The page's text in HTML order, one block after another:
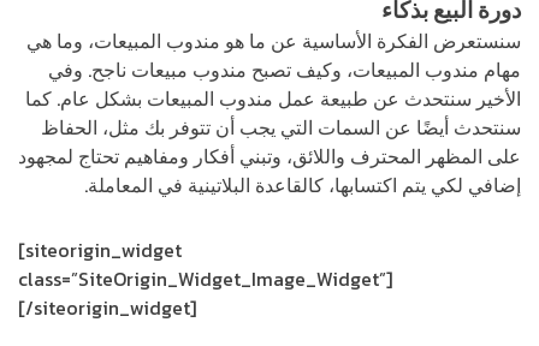
دورة البيع بذكاء
سنستعرض الفكرة الأساسية عن ما هو مندوب المبيعات، وما هي
مهام مندوب المبيعات، وكيف تصبح مندوب مبيعات ناجح. وفي
الأخير سنتحدث عن طبيعة عمل مندوب المبيعات بشكل عام. كما
سنتحدث أيضًا عن السمات التي يجب أن تتوفر بك مثل، الحفاظ
على المظهر المحترف واللائق، وتبني أفكار ومفاهيم تحتاج لمجهود
إضافي لكي يتم اكتسابها، كالقاعدة البلاتينية في المعاملة.
[siteorigin_widget
class=”SiteOrigin_Widget_Image_Widget”]
[/siteorigin_widget]